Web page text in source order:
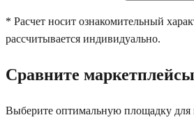
* Расчет носит ознакомительный
рассчитывается индивидуально.
Сравните маркетплейсы
Выберите оптимальную площадку для